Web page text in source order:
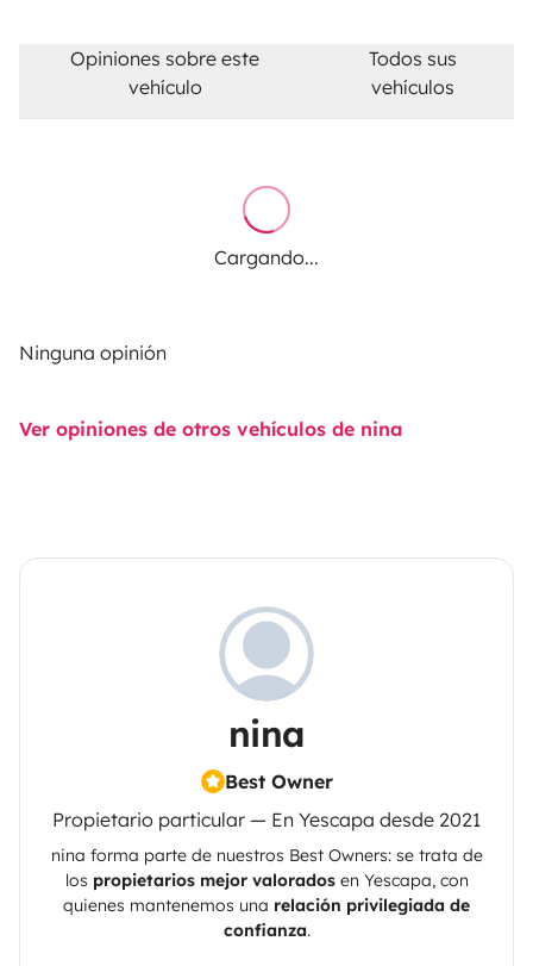
Opiniones sobre este
vehículo
Todos sus
vehículos
Cargando...
Ninguna opinión
Ver opiniones de otros vehículos de nina
nina
Best Owner
Propietario particular — En Yescapa desde 2021
nina forma parte de nuestros Best Owners: se trata de
los propietarios mejor valoradosen Yescapa, con
quienes mantenemos una relación privilegiada de
confianza.